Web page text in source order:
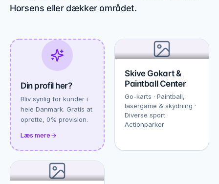
Horsens eller dækker området.
Din profil her?
Bliv synlig for kunder i
hele Danmark. Gratis at
oprette, 0% provision.
Læs mere
Skive Gokart &
Paintball Center
Go-karts · Paintball,
lasergame & skydning ·
Diverse sport ·
Actionparker